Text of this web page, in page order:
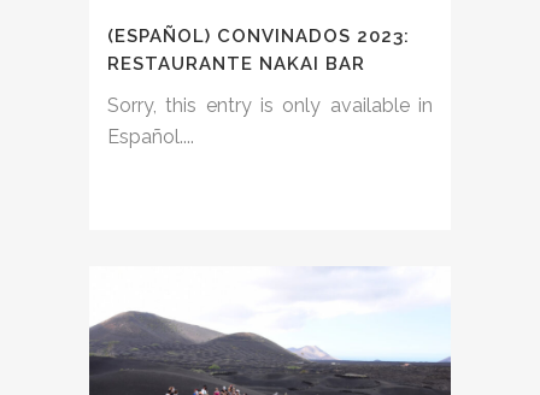
(ESPAÑOL) CONVINADOS 2023:
RESTAURANTE NAKAI BAR
Sorry, this entry is only available in
Español....